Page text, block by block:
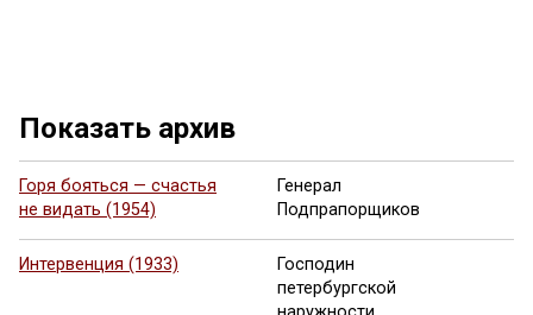
Показать архив
Горя бояться — счастья
не видать (1954)
Генерал
Подпрапорщиков
Интервенция (1933)
Господин
петербургской